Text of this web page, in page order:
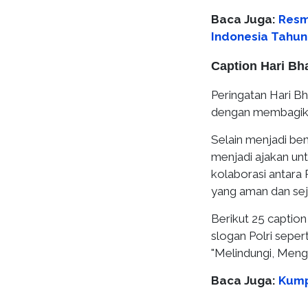
Baca Juga:
Indonesia
Caption Hari
Peringatan Hari
dengan
Selain menjadi
menjadi ajakan
kolaborasi antara
yang aman dan
Berikut 25
slogan Polri
"Melindungi,
Baca Juga: